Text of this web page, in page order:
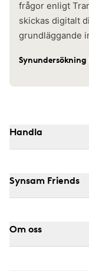
frågor enligt
skickas digitalt
grundläggande
Handla
Synsam Friends
Om oss